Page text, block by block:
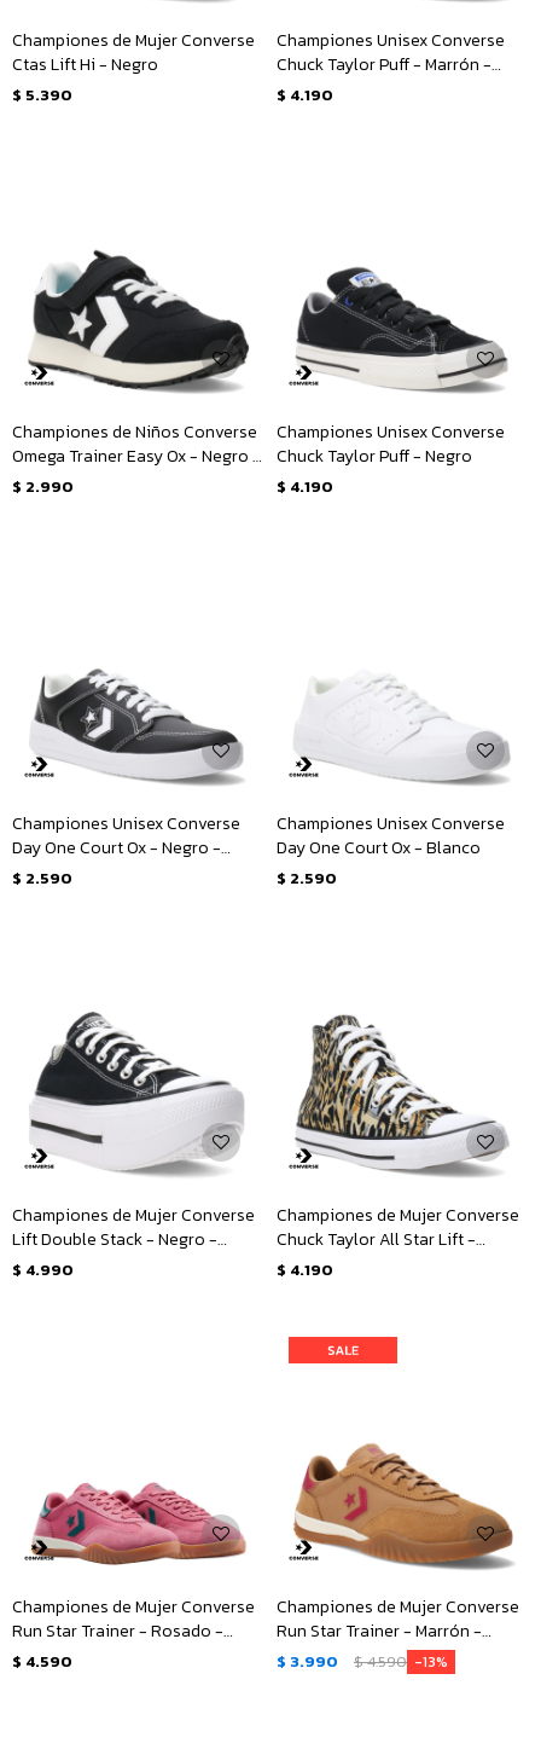
Championes de Mujer Converse
Ctas Lift Hi - Negro
$ 5.390
Championes Unisex Converse
Chuck Taylor Puff - Marrón -
Amarillo Mostaza
$ 4.190
Championes de Niños Converse
Omega Trainer Easy Ox - Negro -
Blanco
$ 2.990
Championes Unisex Converse
Chuck Taylor Puff - Negro
$ 4.190
Championes Unisex Converse
Day One Court Ox - Negro -
Blanco
$ 2.590
Championes Unisex Converse
Day One Court Ox - Blanco
$ 2.590
Championes de Mujer Converse
Lift Double Stack - Negro -
Blanco
$ 4.990
Championes de Mujer Converse
Chuck Taylor All Star Lift -
Animal Print
$ 4.190
Championes de Mujer Converse
Run Star Trainer - Rosado -
Verde
$ 4.590
Championes de Mujer Converse
Run Star Trainer - Marrón -
Rosado
$ 3.990 $4.590 13